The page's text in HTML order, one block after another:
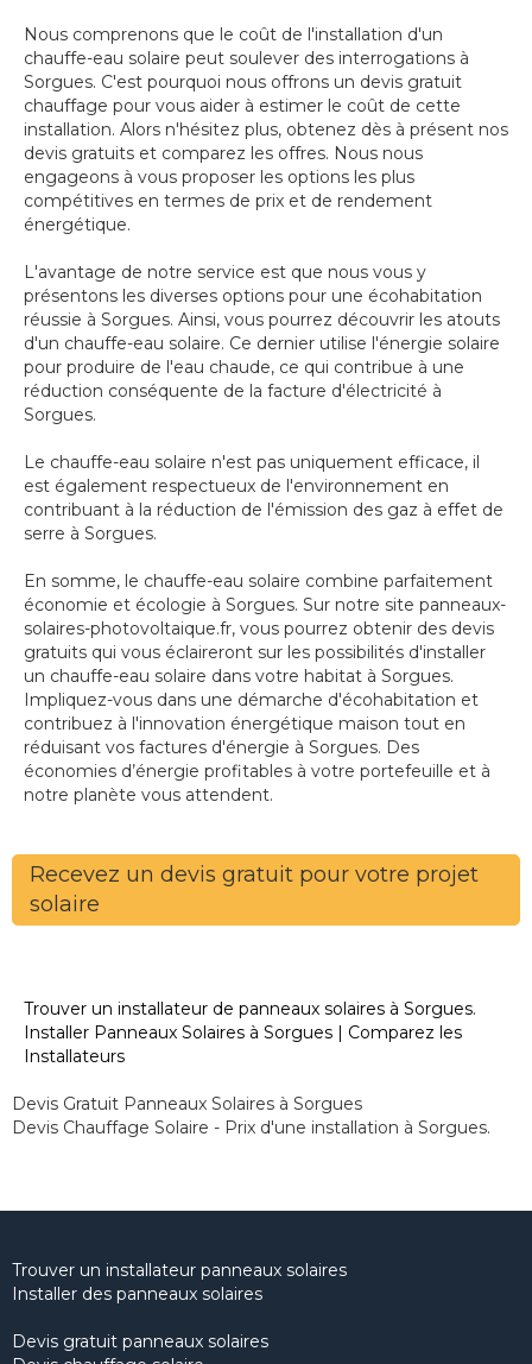
Nous comprenons que le coût de l'installation d'un
chauffe-eau solaire peut soulever des interrogations à
Sorgues. C'est pourquoi nous offrons un devis gratuit
chauffage pour vous aider à estimer le coût de cette
installation. Alors n'hésitez plus, obtenez dès à présent nos
devis gratuits et comparez les offres. Nous nous
engageons à vous proposer les options les plus
compétitives en termes de prix et de rendement
énergétique.
L'avantage de notre service est que nous vous y
présentons les diverses options pour une écohabitation
réussie à Sorgues. Ainsi, vous pourrez découvrir les atouts
d'un chauffe-eau solaire. Ce dernier utilise l'énergie solaire
pour produire de l'eau chaude, ce qui contribue à une
réduction conséquente de la facture d'électricité à
Sorgues.
Le chauffe-eau solaire n'est pas uniquement efficace, il
est également respectueux de l'environnement en
contribuant à la réduction de l'émission des gaz à effet de
serre à Sorgues.
En somme, le chauffe-eau solaire combine parfaitement
économie et écologie à Sorgues. Sur notre site panneaux-
solaires-photovoltaique.fr, vous pourrez obtenir des devis
gratuits qui vous éclaireront sur les possibilités d'installer
un chauffe-eau solaire dans votre habitat à Sorgues.
Impliquez-vous dans une démarche d'écohabitation et
contribuez à l'innovation énergétique maison tout en
réduisant vos factures d'énergie à Sorgues. Des
économies d’énergie profitables à votre portefeuille et à
notre planète vous attendent.
Recevez un devis gratuit pour votre projet
solaire
Trouver un installateur de panneaux solaires à Sorgues.
Installer Panneaux Solaires à Sorgues | Comparez les
Installateurs
Devis Gratuit Panneaux Solaires à Sorgues
Devis Chauffage Solaire - Prix d'une installation à Sorgues.
Trouver un installateur panneaux solaires
Installer des panneaux solaires
Devis gratuit panneaux solaires